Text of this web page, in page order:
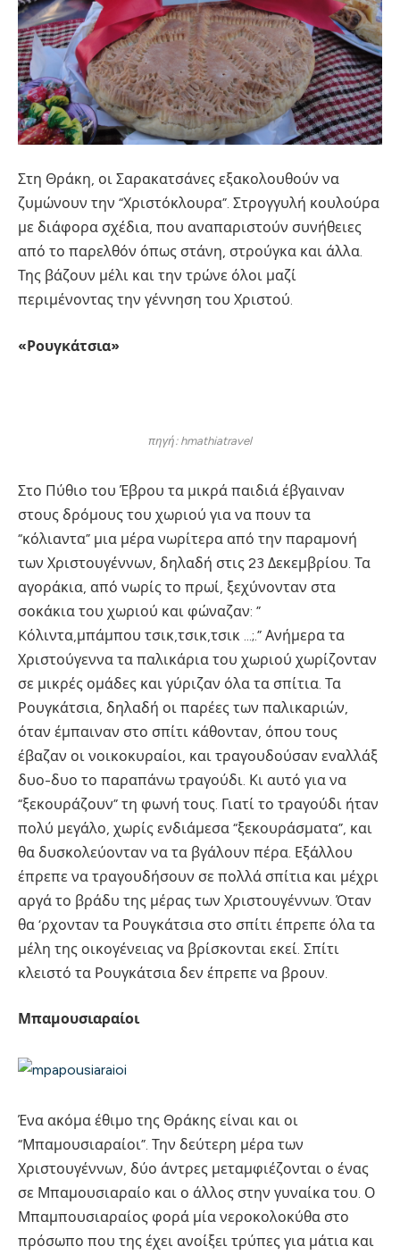
Στη Θράκη, οι Σαρακατσάνες εξακολουθούν να
ζυμώνουν την “Χριστόκλουρα”. Στρογγυλή κουλούρα
με διάφορα σχέδια, που αναπαριστούν συνήθειες
από το παρελθόν όπως στάνη, στρούγκα και άλλα.
Της βάζουν μέλι και την τρώνε όλοι μαζί
περιμένοντας την γέννηση του Χριστού.
«Ρουγκάτσια»
πηγή: hmathiatravel
Στο Πύθιο του Έβρου τα μικρά παιδιά έβγαιναν
στους δρόμους του χωριού για να πουν τα
“κόλιαντα” μια μέρα νωρίτερα από την παραμονή
των Χριστουγέννων, δηλαδή στις 23 Δεκεμβρίου. Τα
αγοράκια, από νωρίς το πρωί, ξεχύνονταν στα
σοκάκια του χωριού και φώναζαν: ”
Kόλιντα,μπάμπου τσικ,τσικ,τσικ …;.” Ανήμερα τα
Χριστούγεννα τα παλικάρια του χωριού χωρίζονταν
σε μικρές ομάδες και γύριζαν όλα τα σπίτια. Τα
Ρουγκάτσια, δηλαδή οι παρέες των παλικαριών,
όταν έμπαιναν στο σπίτι κάθονταν, όπου τους
έβαζαν οι νοικοκυραίοι, και τραγουδούσαν εναλλάξ
δυο-δυο το παραπάνω τραγούδι. Κι αυτό για να
“ξεκουράζουν” τη φωνή τους. Γιατί το τραγούδι ήταν
πολύ μεγάλο, χωρίς ενδιάμεσα “ξεκουράσματα”, και
θα δυσκολεύονταν να τα βγάλουν πέρα. Εξάλλου
έπρεπε να τραγουδήσουν σε πολλά σπίτια και μέχρι
αργά το βράδυ της μέρας των Χριστουγέννων. Όταν
θα ‘ρχονταν τα Ρουγκάτσια στο σπίτι έπρεπε όλα τα
μέλη της οικογένειας να βρίσκονται εκεί. Σπίτι
κλειστό τα Ρουγκάτσια δεν έπρεπε να βρουν.
Μπαμουσιαραίοι
Ένα ακόμα έθιμο της Θράκης είναι και οι
“Μπαμουσιαραίοι”. Την δεύτερη μέρα των
Χριστουγέννων, δύο άντρες μεταμφιέζονται ο ένας
σε Μπαμουσιαραίο και ο άλλος στην γυναίκα του. Ο
Μπαμπουσιαραίος φορά μία νεροκολοκύθα στο
πρόσωπο που της έχει ανοίξει τρύπες για μάτια και